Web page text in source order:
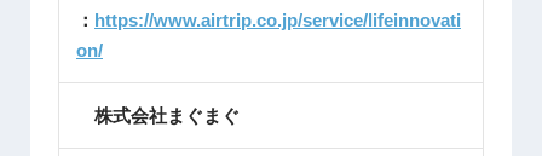
： https://www.airtrip.co.jp/service/lifeinnovati
on/
株式会社まぐまぐ